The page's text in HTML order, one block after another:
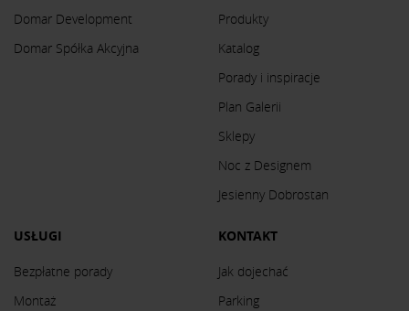
Domar Development
Domar Spółka Akcyjna
Produkty
Katalog
Porady i inspiracje
Plan Galerii
Sklepy
Noc z Designem
Jesienny Dobrostan
USŁUGI
Bezpłatne porady
Montaż
KONTAKT
Jak dojechać
Parking